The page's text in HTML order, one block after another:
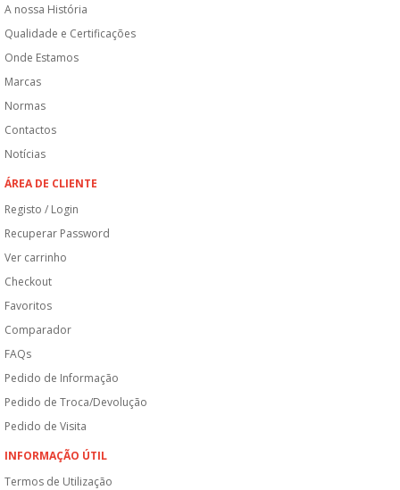
A nossa História
Qualidade e Certificações
Onde Estamos
Marcas
Normas
Contactos
Notícias
ÁREA DE CLIENTE
Registo / Login
Recuperar Password
Ver carrinho
Checkout
Favoritos
Comparador
FAQs
Pedido de Informação
Pedido de Troca/Devolução
Pedido de Visita
INFORMAÇÃO ÚTIL
Termos de Utilização